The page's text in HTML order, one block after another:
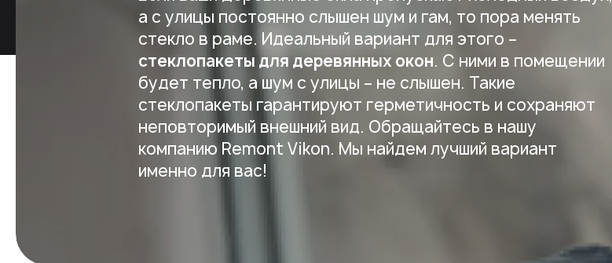
а с улицы постоянно слышен шум и гам, то пора менять
стекло в раме. Идеальный вариант для этого –
стеклопакеты для деревянных окон. С ними в помещении
будет тепло, а шум с улицы – не слышен. Такие
стеклопакеты гарантируют герметичность и сохраняют
неповторимый внешний вид. Обращайтесь в нашу
компанию Remont Vikon. Мы найдем лучший вариант
именно для вас!